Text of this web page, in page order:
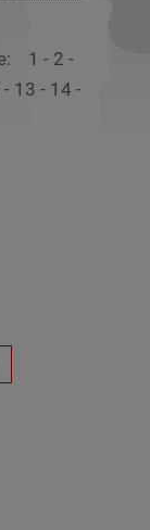
1 - 2 -
- 13 - 14 -